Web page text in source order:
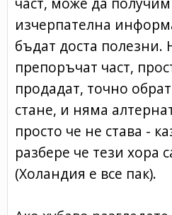
изчерпателна
бъдат доста полезни.
препоръчат част,
продадат, точно
стане, и няма
просто че не става -
разбере че тези хора
(Холандия е все пак).